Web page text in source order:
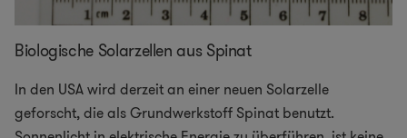
Biologische Solarzellen aus Spinat
In den USA wird derzeit an einer neuen Solarzelle
geforscht, die als Grundwerkstoff Spinat benutzt.